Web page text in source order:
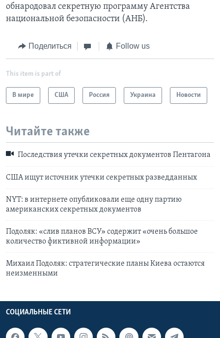
обнародовал секретную программу Агентства
национальной безопасности (АНБ).
Поделиться Follow us
This item is part of
В мире США Россия Украина Новости
Читайте также
Последствия утечки секретных документов Пентагона
США ищут источник утечки секретных разведданных
NYT: в интернете опубликовали еще одну партию
американских секретных документов
Подоляк: «слив планов ВСУ» содержит «очень большое
количество фиктивной информации»
Михаил Подоляк: стратегические планы Киева остаются
неизменными
СОЦИАЛЬНЫЕ СЕТИ